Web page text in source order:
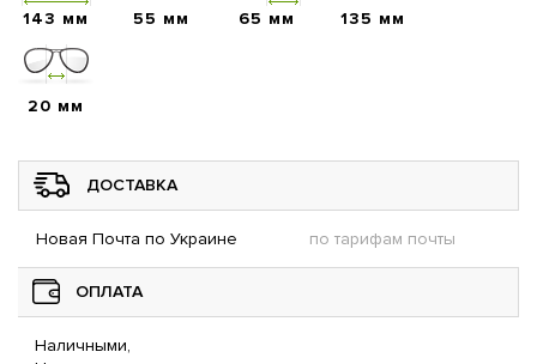
143 мм 55 мм 65 мм 135 мм
20 мм
ДОСТАВКА
Новая Почта по Украине по тарифам почты
ОПЛАТА
Наличными,